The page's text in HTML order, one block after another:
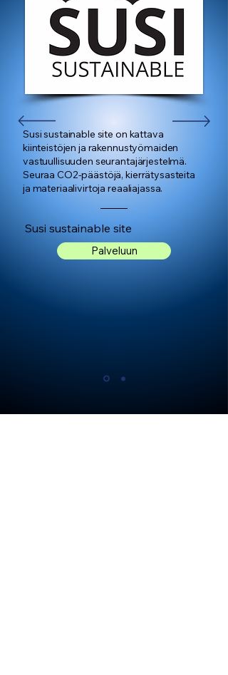
Susi sustainable site on kattava
kiinteistöjen ja rakennustyömaiden
vastuullisuuden seurantajärjestelmä.
Seuraa CO2-päästöjä, kierrätysasteita
ja materiaalivirtoja reaaliajassa.
Susi sustainable site
Palveluun